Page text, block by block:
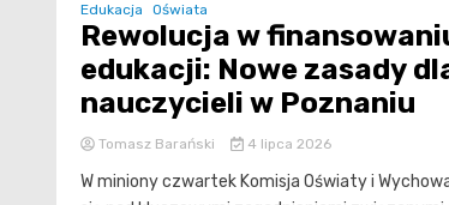
Edukacja Oświata
Rewolucja w
edukacji: Nowe zasady
nauczycieli w Poznaniu
Tomasz Barański 4 lipca 2026
W miniony czwartek Komisja Oświaty i